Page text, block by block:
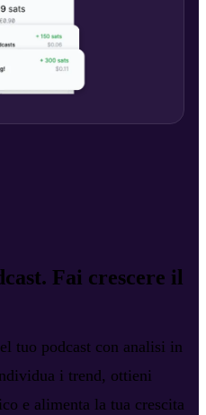
Fai crescere il
tuo podcast con analisi in
i trend, ottieni
e alimenta la tua crescita